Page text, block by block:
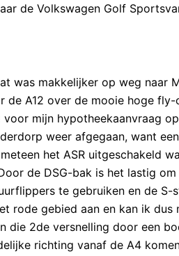
de Volkswagen Golf
was makkelijker op weg naar
A12 over de mooie hoge fly-
mijn hypotheekaanvraag
weer afgegaan, want
het ASR uitgeschakeld
de DSG-bak is het lastig
te gebruiken en de S-
rode gebied aan en kan ik dus
die 2de versnelling door een
richting vanaf de A4